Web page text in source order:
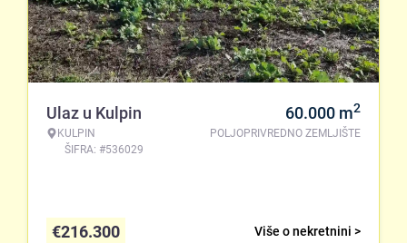
Ulaz u Kulpin
KULPIN
ŠIFRA: #536029
60.000 m2
POLJOPRIVREDNO ZEMLJIŠTE
Više o nekretnini >
€216.300